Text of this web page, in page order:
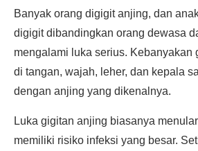
Banyak orang digigit anjing, dan
digigit dibandingkan orang dewasa
mengalami luka serius. Kebanyakan
di tangan, wajah, leher, dan kepala
dengan anjing yang dikenalnya.
Luka gigitan anjing biasanya
memiliki risiko infeksi yang besar.